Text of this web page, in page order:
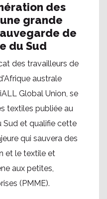
des
grande
de
du Sud
des travailleurs de
australe
Global Union, se
textiles publiée au
Sud et qualifie cette
qui sauvera des
et le textile et
aux petites,
(PMME).